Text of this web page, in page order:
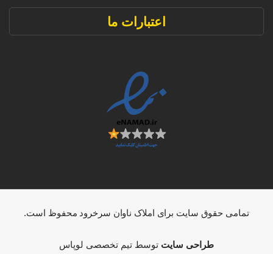
اعتبارات ما
تمامی حقوق سایت برای املاک ناوان سرخرود محفوظ است.
طراحی سایت توسط تیم تخصصی لوپاس